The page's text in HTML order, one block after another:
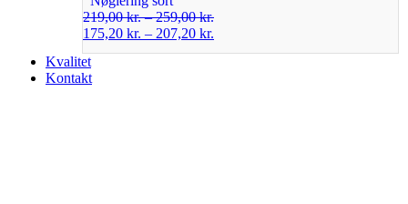
219,00kr.–259,00kr.
175,20 kr. – 207,20 kr.
Kvalitet
Kontakt